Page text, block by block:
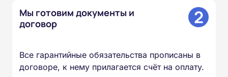
Мы готовим документы и
договор
2
Все гарантийные обязательства прописаны в
договоре, к нему прилагается счёт на оплату.